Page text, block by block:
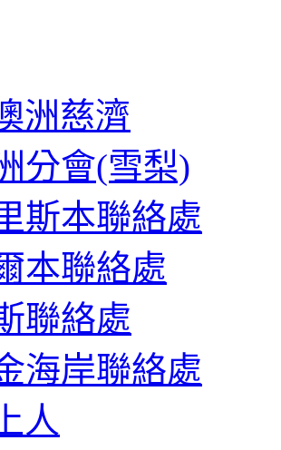
洲慈濟
分會(雪梨)
斯本聯絡處
本聯絡處
聯絡處
海岸聯絡處
人